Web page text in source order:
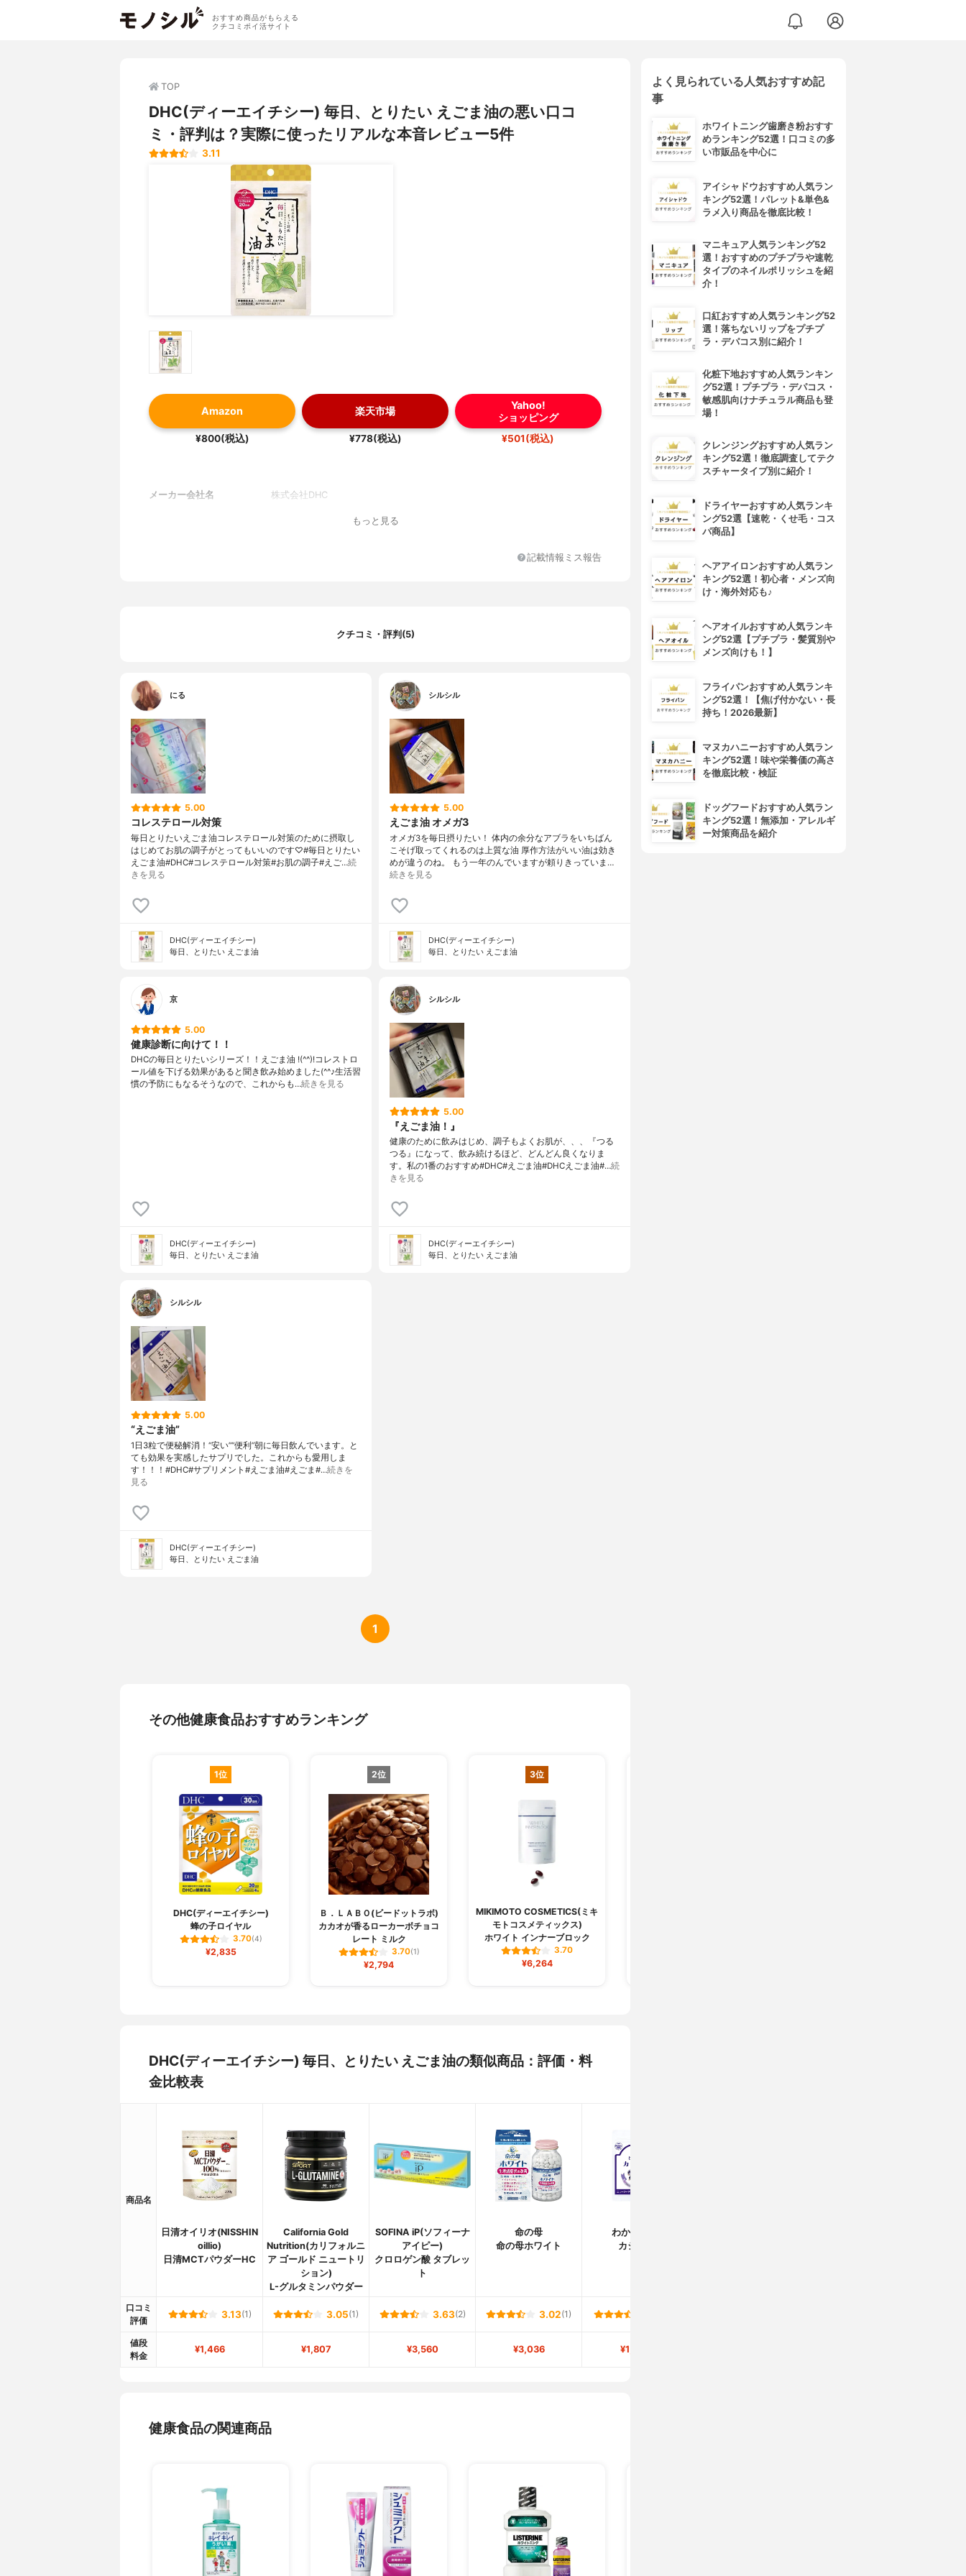
おすすめ商品がもらえる
クチコミポイ活サイト
TOP
DHC(ディーエイチシー) 毎日、とりたい えごま油の悪い口コ
ミ・評判は？実際に使ったリアルな本音レビュー5件
3.11
Amazon
¥800(税込)
楽天市場
¥778(税込)
Yahoo!
ショッピング
¥501(税込)
メーカー会社名 株式会社DHC
もっと見る
記載情報ミス報告
クチコミ・評判(5)
にる
5.00
コレステロール対策
毎日とりたいえごま油コレステロール対策のために摂取し
はじめてお肌の調子がとってもいいのです♡#毎日とりたい
えごま油#DHC#コレステロール対策#お肌の調子#えご…続
きを見る
DHC(ディーエイチシー)
毎日、とりたい えごま油
シルシル
5.00
えごま油 オメガ3
オメガ3を毎日摂りたい！ 体内の余分なアブラをいちばん
こそげ取ってくれるのは上質な油 厚作方法がいい油は効き
めが違うのね。 もう一年のんでいますが頼りきっていま…
続きを見る
DHC(ディーエイチシー)
毎日、とりたい えごま油
京
5.00
健康診断に向けて！！
DHCの毎日とりたいシリーズ！！えごま油 !(^^)!コレストロ
ール値を下げる効果があると聞き飲み始めました(^^♪生活習
慣の予防にもなるそうなので、これからも…続きを見る
DHC(ディーエイチシー)
毎日、とりたい えごま油
シルシル
5.00
『えごま油！』
健康のために飲みはじめ、調子もよくお肌が、、、『つる
つる』になって、飲み続けるほど、どんどん良くなりま
す。私の1番のおすすめ#DHC#えごま油#DHCえごま油#…続
きを見る
DHC(ディーエイチシー)
毎日、とりたい えごま油
シルシル
5.00
“えごま油”
1日3粒で便秘解消！“安い”“便利”朝に毎日飲んでいます。と
ても効果を実感したサプリでした。これからも愛用しま
す！！！#DHC#サプリメント#えごま油#えごま#…続きを
見る
DHC(ディーエイチシー)
毎日、とりたい えごま油
1
その他健康食品おすすめランキング
1位
DHC(ディーエイチシー)
蜂の子ロイヤル
3.70(4)
¥2,835
2位
Ｂ．ＬＡＢＯ(ビードットラボ)
カカオが香るローカーボチョコ
レート ミルク
3.70(1)
¥2,794
3位
MIKIMOTO COSMETICS(ミキ
モトコスメティックス)
ホワイト インナーブロック
3.70
¥6,264
DHC(ディーエイチシー) 毎日、とりたい えごま油の類似商品：評価・料
金比較表
商品名
日清オイリオ(NISSHIN
oillio)
日清MCTパウダーHC
California Gold
Nutrition(カリフォルニ
ア ゴールド ニュートリ
ション)
L-グルタミンパウダー
SOFINA iP(ソフィーナ
アイピー)
クロロゲン酸 タブレッ
ト
命の母
命の母ホワイト
わかさ生活
カシスα
口コミ
評価
3.13(1) 3.05(1) 3.63(2) 3.02(1)
値段
料金
¥1,466 ¥1,807 ¥3,560 ¥3,036 ¥1,925
健康食品の関連商品
よく見られている人気おすすめ記
事
ホワイトニング歯磨き粉おすす
めランキング52選！口コミの多
い市販品を中心に
アイシャドウおすすめ人気ラン
キング52選！パレット&単色&
ラメ入り商品を徹底比較！
マニキュア人気ランキング52
選！おすすめのプチプラや速乾
タイプのネイルポリッシュを紹
介！
口紅おすすめ人気ランキング52
選！落ちないリップをプチプ
ラ・デパコス別に紹介！
化粧下地おすすめ人気ランキン
グ52選！プチプラ・デパコス・
敏感肌向けナチュラル商品も登
場！
クレンジングおすすめ人気ラン
キング52選！徹底調査してテク
スチャータイプ別に紹介！
ドライヤーおすすめ人気ランキ
ング52選【速乾・くせ毛・コス
パ商品】
ヘアアイロンおすすめ人気ラン
キング52選！初心者・メンズ向
け・海外対応も♪
ヘアオイルおすすめ人気ランキ
ング52選【プチプラ・髪質別や
メンズ向けも！】
フライパンおすすめ人気ランキ
ング52選！【焦げ付かない・長
持ち！2026最新】
マヌカハニーおすすめ人気ラン
キング52選！味や栄養価の高さ
を徹底比較・検証
ドッグフードおすすめ人気ラン
キング52選！無添加・アレルギ
ー対策商品を紹介